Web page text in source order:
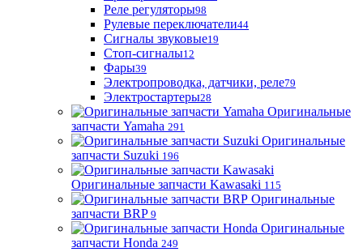
Реле регуляторы98
Рулевые переключатели44
Сигналы звуковые19
Стоп-сигналы12
Фары39
Электропроводка, датчики, реле79
Электростартеры28
Оригинальные
запчасти Yamaha 291
Оригинальные
запчасти Suzuki 196
Оригинальные запчасти Kawasaki 115
Оригинальные
запчасти BRP 9
Оригинальные
запчасти Honda 249